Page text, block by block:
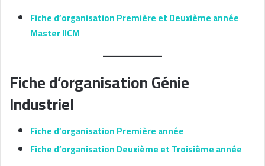
Fiche d’organisation Première et Deuxième année
Master IICM
Fiche d’organisation Génie
Industriel
Fiche d’organisation Première année
Fiche d’organisation Deuxième et Troisième année